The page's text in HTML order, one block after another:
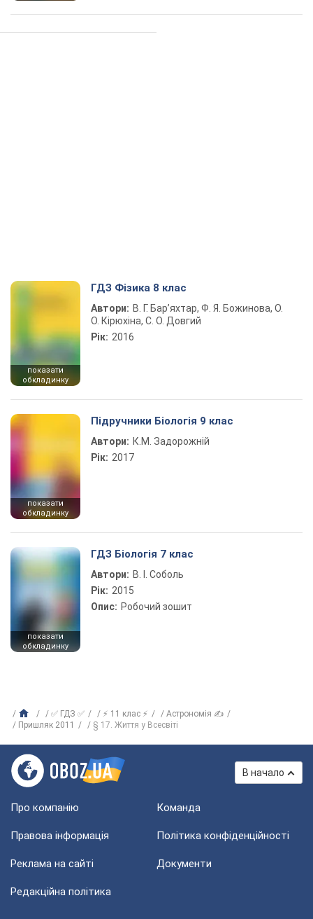
показати
обкладинку
ГДЗ Фізика 8 клас
Автори: В. Г. Бар’яхтар, Ф. Я. Божинова, О.
О. Кірюхіна, С. О. Довгий
Рік: 2016
показати
обкладинку
Підручники Біологія 9 клас
Автори: К.М. Задорожній
Рік: 2017
показати
обкладинку
ГДЗ Біологія 7 клас
Автори: В. І. Соболь
Рік: 2015
Опис: Робочий зошит
✅ ГДЗ ✅ ⚡ 11 клас ⚡
Астрономія ✍
Пришляк 2011
§ 17. Життя у Всесвіті
В начало
Про компанію Команда
Правова інформація Політика конфіденційності
Реклама на сайті Документи
Редакційна політика